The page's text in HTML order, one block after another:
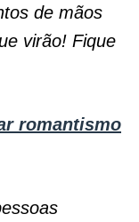
de mãos
virão! Fique
romantismo